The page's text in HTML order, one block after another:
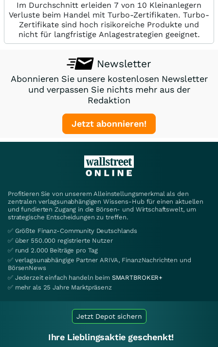
Im Durchschnitt erleiden 7 von 10 Kleinanlegern
Verluste beim Handel mit Turbo-Zertifikaten. Turbo-
Zertifikate sind hoch risikoreiche Produkte und
nicht für langfristige Anlagestrategien geeignet.
Newsletter
Abonnieren Sie unsere kostenlosen Newsletter
und verpassen Sie nichts mehr aus der
Redaktion
Jetzt abonnieren!
Profitieren Sie von unserem Alleinstellungsmerkmal als den
zentralen verlagsunabhängigen Wissens-Hub für einen aktuellen
und fundierten Zugang in die Börsen- und Wirtschaftswelt, um
strategische Entscheidungen zu treffen.
✅ Größte Finanz-Community Deutschlands
✅ über 550.000 registrierte Nutzer
✅ rund 2.000 Beiträge pro Tag
✅ verlagsunabhängige Partner ARIVA, FinanzNachrichten und
BörsenNews
✅ Jederzeit einfach handeln beim SMARTBROKER+
✅ mehr als 25 Jahre Marktpräsenz
Jetzt Depot sichern
Ihre Lieblingsaktie geschenkt!